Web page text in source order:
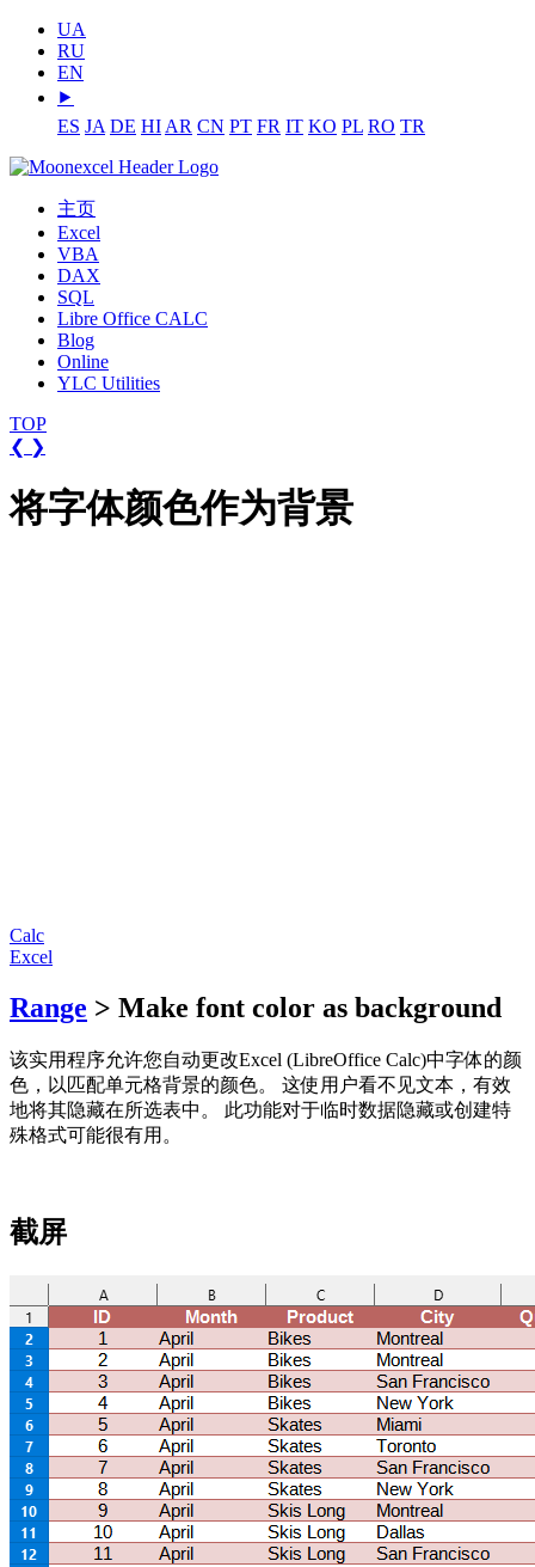
UA
RU
EN
⯈
ES JA DE HI AR CN PT FR IT KO PL RO TR
主页
Excel
VBA
DAX
SQL
Libre Office CALC
Blog
Online
YLC Utilities
TOP
❮ ❯
将字体颜色作为背景
Calc
Excel
Range > Make font color as background
该实用程序允许您自动更改Excel (LibreOffice Calc)中字体的颜
色，以匹配单元格背景的颜色。 这使用户看不见文本，有效
地将其隐藏在所选表中。 此功能对于临时数据隐藏或创建特
殊格式可能很有用。
截屏